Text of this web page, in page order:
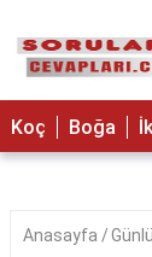
Koç Boğa
Anasayfa